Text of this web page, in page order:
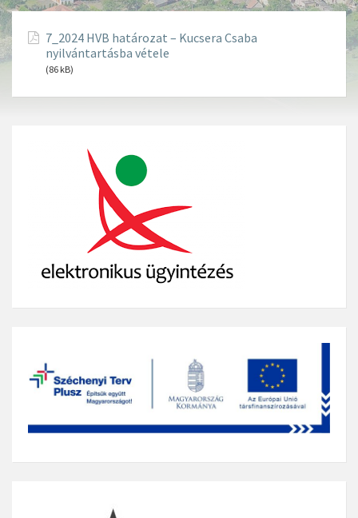
7_2024 HVB határozat – Kucsera Csaba
nyilvántartásba vétele
(86 kB)